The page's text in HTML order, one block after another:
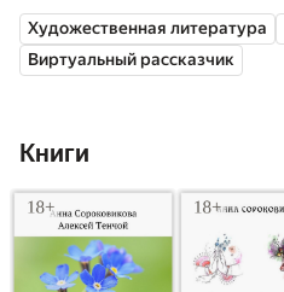
Художественная литература
Виртуальный рассказчик
Книги